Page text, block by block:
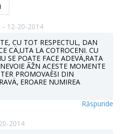
- 12-20-2014
CU TOT RESPECTUL, DAN
CÄ‚UTA LA COTROCENI. CU
SE POATE FACE ADEVÄ‚RATA
ÃŽN ACESTE MOMENTE
PROMOVAÈšI DIN
EROARE NUMIREA
Răspunde
2014